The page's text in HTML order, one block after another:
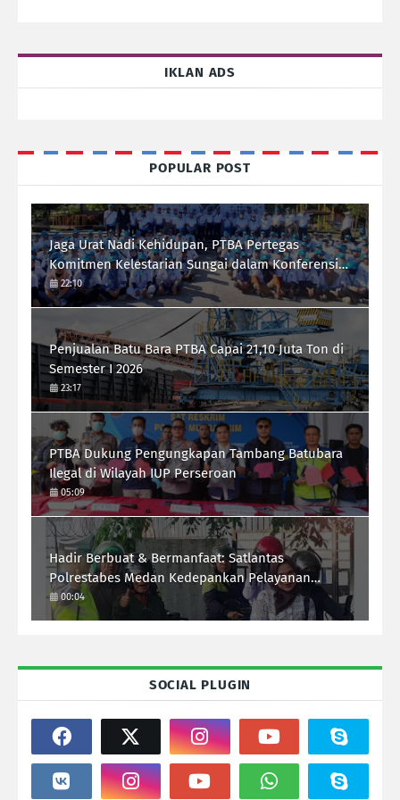
IKLAN ADS
POPULAR POST
Jaga Urat Nadi Kehidupan, PTBA Pertegas
Komitmen Kelestarian Sungai dalam Konferensi
Sungai Indonesia 2026
22:10
Penjualan Batu Bara PTBA Capai 21,10 Juta Ton di
Semester I 2026
23:17
PTBA Dukung Pengungkapan Tambang Batubara
Ilegal di Wilayah IUP Perseroan
05:09
Hadir Berbuat & Bermanfaat: Satlantas
Polrestabes Medan Kedepankan Pelayanan
Humanis Demi Lalu Lintas Aman Tertib Lancar
00:04
SOCIAL PLUGIN